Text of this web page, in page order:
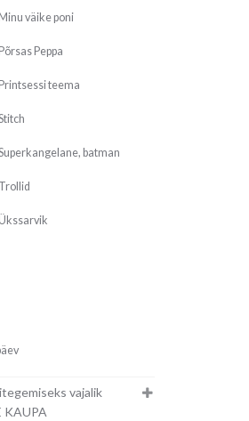
Minu väike poni
Põrsas Peppa
Printsessi teema
batman
Trollid
vajalik
KAUPA